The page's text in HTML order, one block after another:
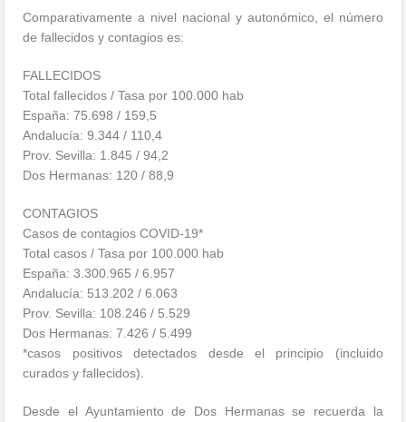
Comparativamente a nivel nacional y autonómico, el número
de fallecidos y contagios es:
FALLECIDOS
Total fallecidos / Tasa por 100.000 hab
España: 75.698 / 159,5
Andalucía: 9.344 / 110,4
Prov. Sevilla: 1.845 / 94,2
Dos Hermanas: 120 / 88,9
CONTAGIOS
Casos de contagios COVID-19*
Total casos / Tasa por 100.000 hab
España: 3.300.965 / 6.957
Andalucía: 513.202 / 6.063
Prov. Sevilla: 108.246 / 5.529
Dos Hermanas: 7.426 / 5.499
*casos positivos detectados desde el principio (incluido
curados y fallecidos).
Desde el Ayuntamiento de Dos Hermanas se recuerda la